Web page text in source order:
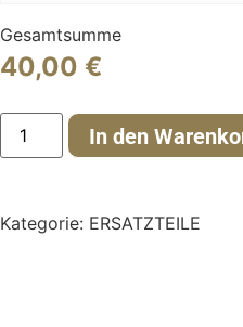
Gesamtsumme
40,00 €
In den
Kategorie: ERSATZTEILE